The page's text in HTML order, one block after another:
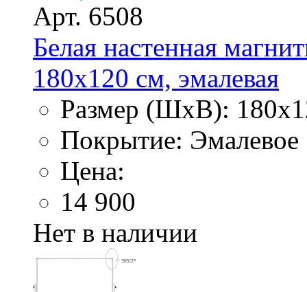
Арт. 6508
Белая настенная
180х120 см, эмалевая
Размер (ШхВ):
Покрытие: Эмалевое
Цена:
14 900
Нет в наличии